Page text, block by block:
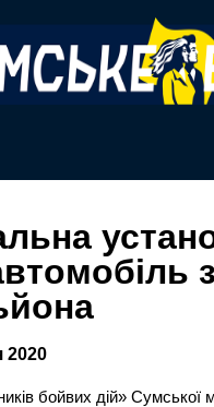
2020
бойвих дій» Сумської